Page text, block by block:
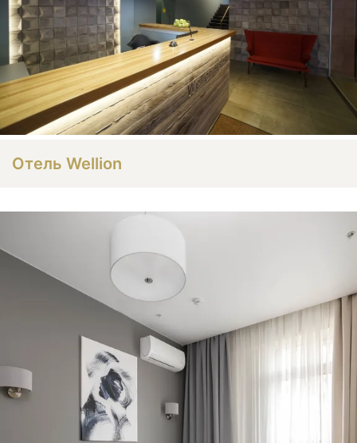
Отель Wellion